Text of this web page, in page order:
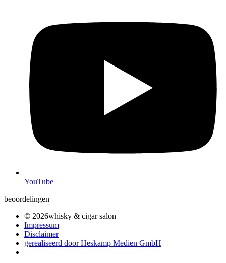
YouTube
beoordelingen
© 2026whisky & cigar salon
Impressum
Disclaimer
gerealiseerd door Heskamp Medien GmbH